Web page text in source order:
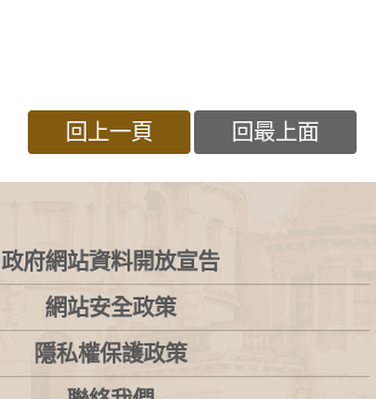
回上一頁 回最上面
政府網站資料開放宣告
網站安全政策
隱私權保護政策